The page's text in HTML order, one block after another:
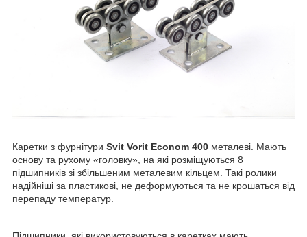
Каретки з фурнітури Svit Vorit Econom 400 металеві. Мають
основу та рухому «головку», на які розміщуються 8
підшипників зі збільшеним металевим кільцем. Такі ролики
надійніші за пластикові, не деформуються та не крошаться від
перепаду температур.